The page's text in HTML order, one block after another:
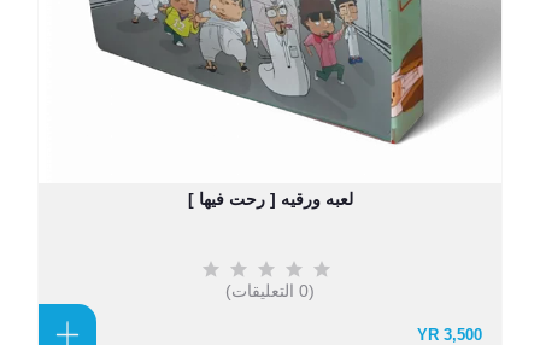
لعبه ورقيه [ رحت فيها ]
(0 التعليقات)
3,500 YR